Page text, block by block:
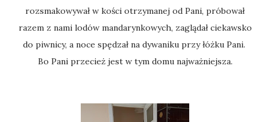
rozsmakowywał w kości otrzymanej od Pani, próbował
razem z nami lodów mandarynkowych, zaglądał ciekawsko
do piwnicy, a noce spędzał na dywaniku przy łóżku Pani.
Bo Pani przecież jest w tym domu najważniejsza.